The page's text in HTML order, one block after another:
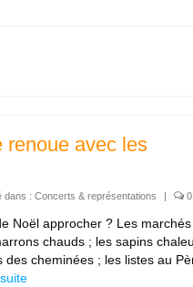
renoue avec les
dans : Concerts & représentations | 0
Noël approcher ? Les
chauds ; les sapins
cheminées ; les listes au